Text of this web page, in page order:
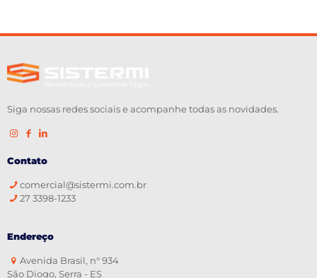
Siga nossas redes sociais e acompanhe todas as novidades.
Contato
comercial@sistermi.com.br
27 3398-1233
Endereço
Avenida Brasil, n° 934
São Diogo, Serra - ES